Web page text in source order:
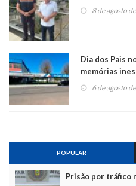
8 de agosto
Dia dos Pais
memórias
6 de agosto
POPULAR
Prisão por tráfico